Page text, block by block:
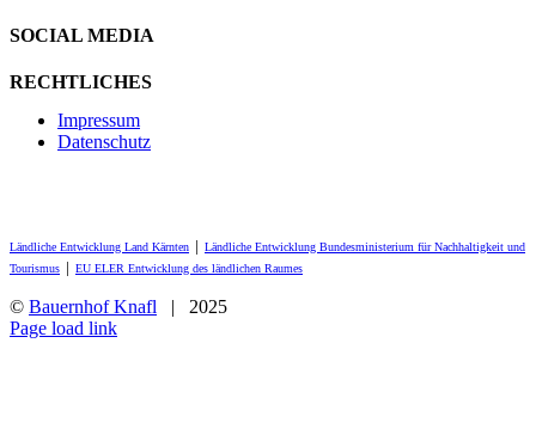
SOCIAL MEDIA
RECHTLICHES
Impressum
Datenschutz
Ländliche Entwicklung Land Kärnten
Ländliche Entwicklung Bundesministerium für Nachhaltigkeit und
Tourismus
EU ELER Entwicklung des ländlichen Raumes
© Bauernhof Knafl | 2025
Facebook
Page load link